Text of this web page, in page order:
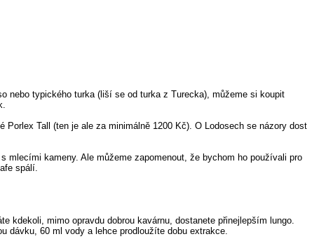
nebo typického turka (liší se od turka z Turecka), můžeme si koupit
Tall (ten je ale za minimálně 1200 Kč). O Lodosech se názory dost
kameny. Ale můžeme zapomenout, že bychom ho používali pro
spálí.
kdekoli, mimo opravdu dobrou kavárnu, dostanete přinejlepším lungo.
dávku, 60 ml vody a lehce prodloužíte dobu extrakce.